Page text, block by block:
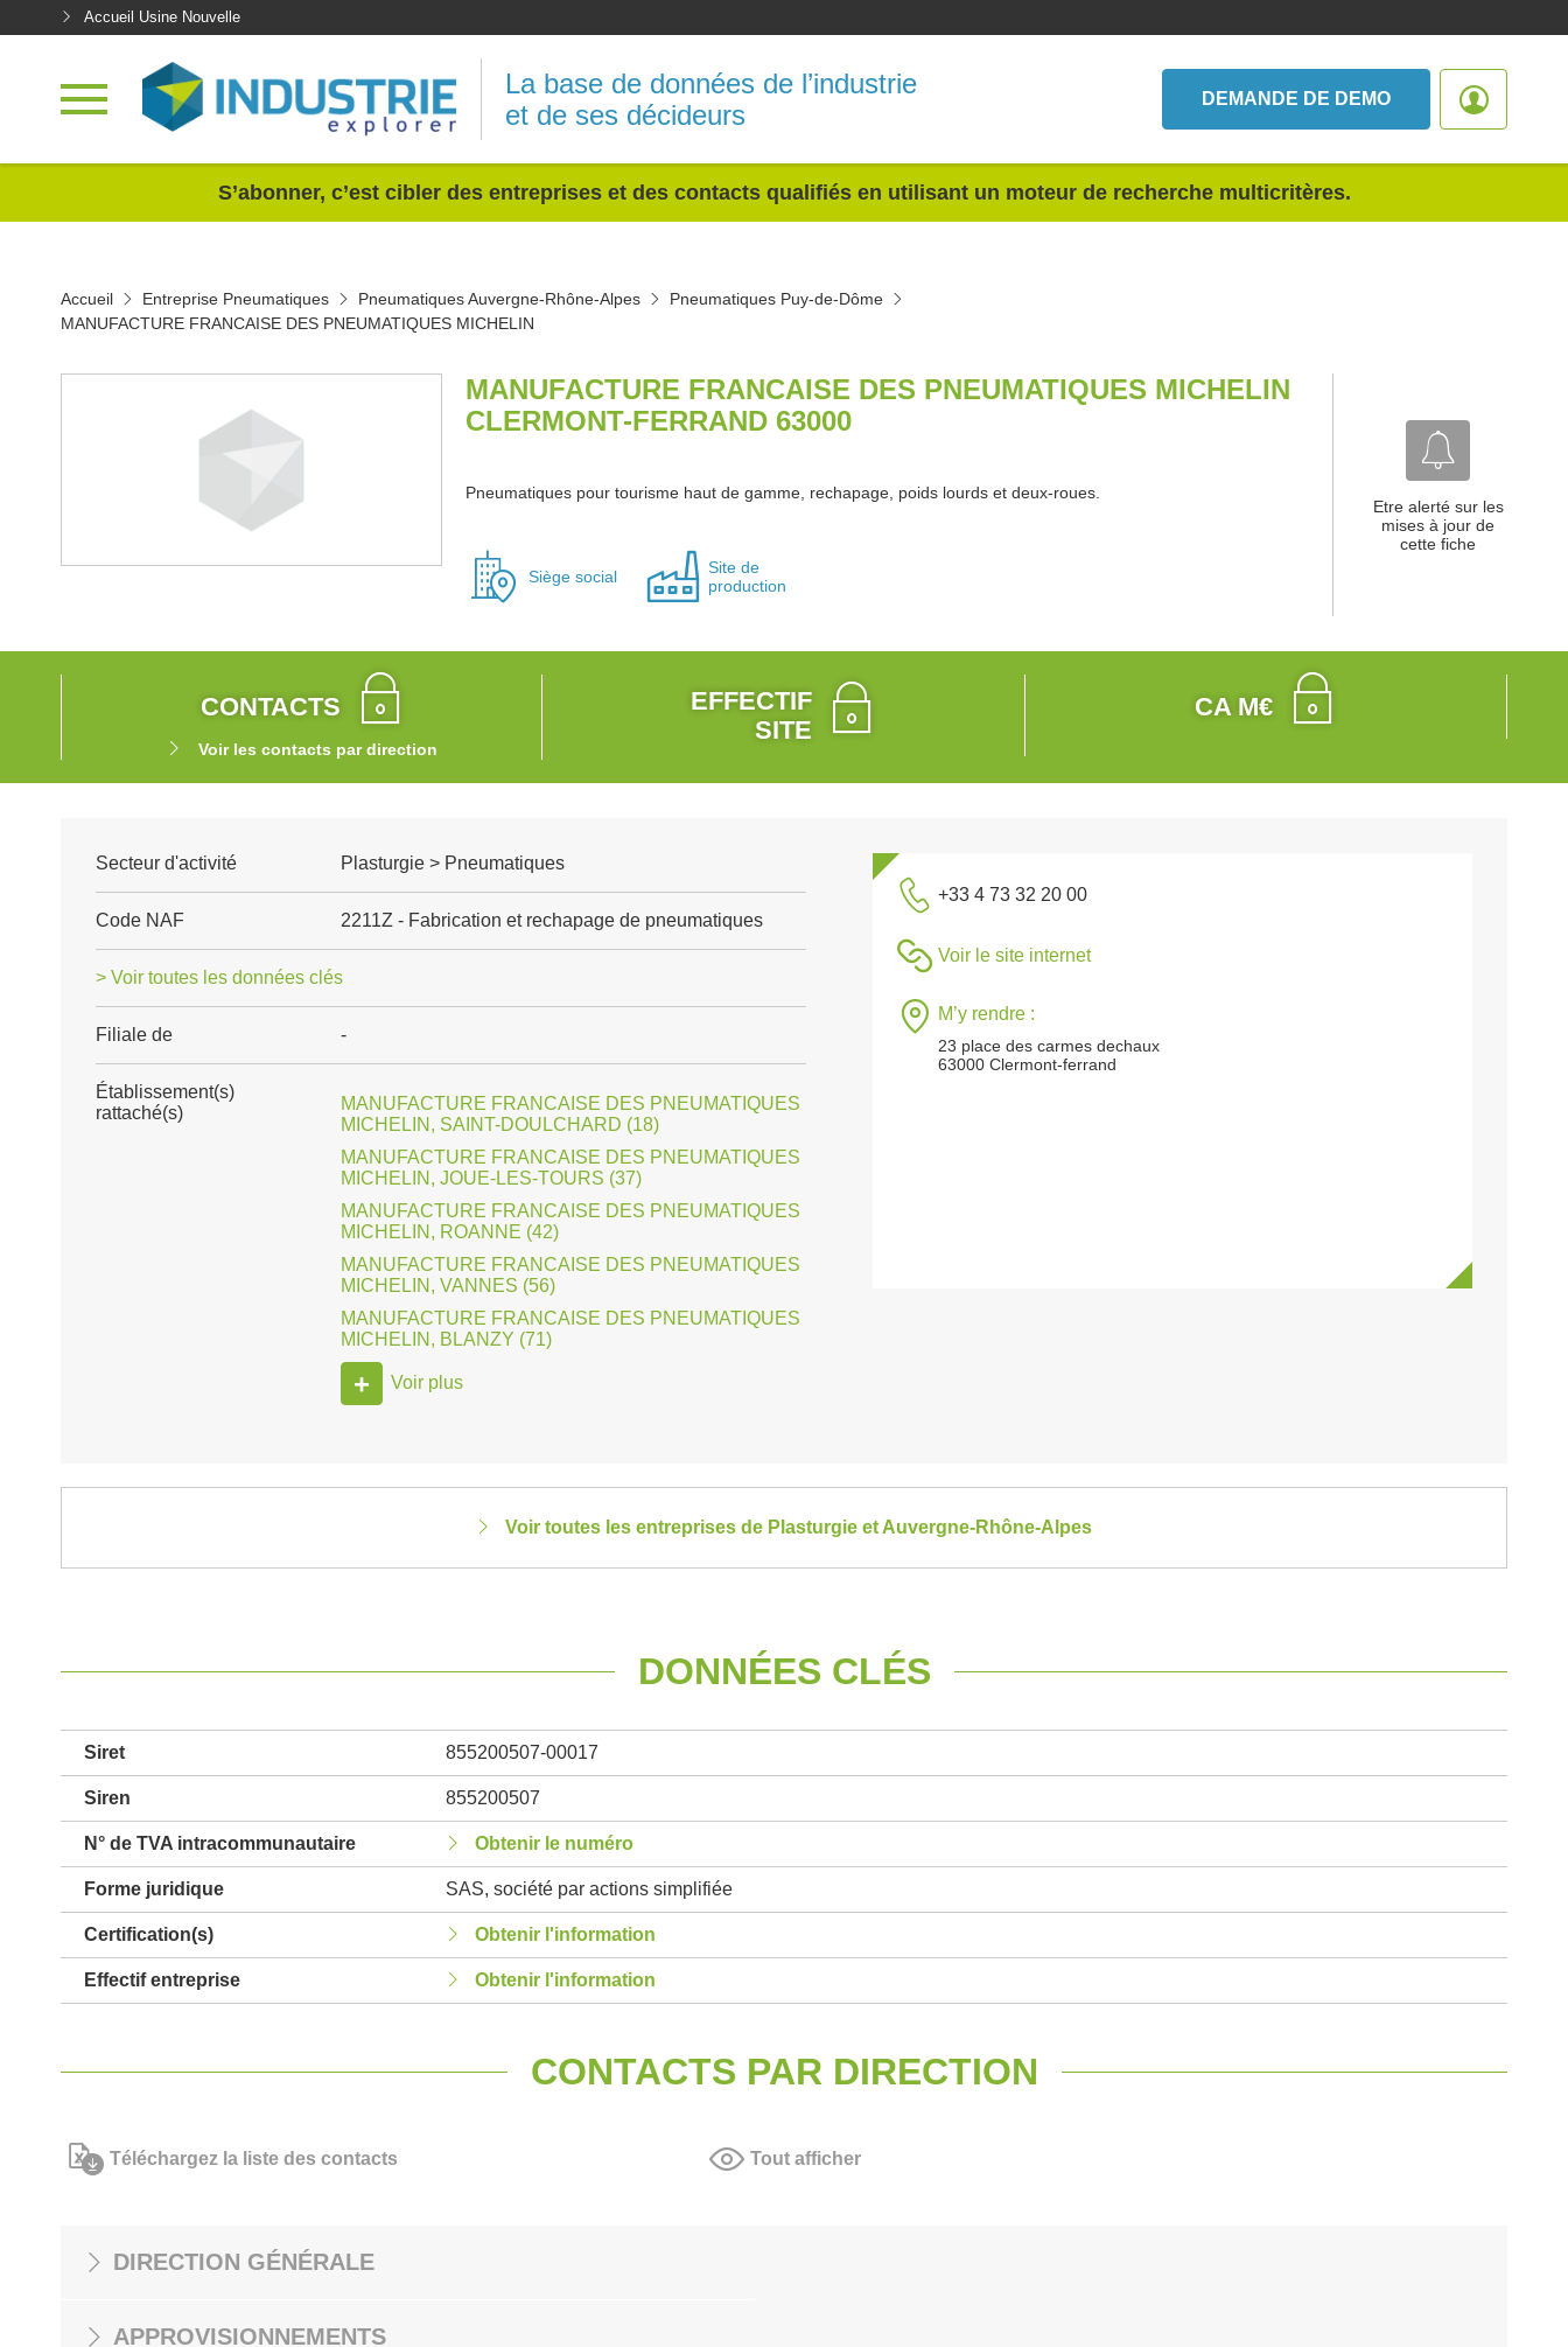
Accueil Usine Nouvelle
La base de données de l’industrie
et de ses décideurs
DEMANDE DE DEMO
S’abonner, c’est cibler des entreprises et des contacts qualifiés en utilisant un moteur de recherche multicritères.
Accueil Entreprise Pneumatiques Pneumatiques Auvergne-Rhône-Alpes
Pneumatiques Puy-de-Dôme
MANUFACTURE FRANCAISE DES PNEUMATIQUES MICHELIN
MANUFACTURE FRANCAISE DES PNEUMATIQUES MICHELIN
CLERMONT-FERRAND 63000
Pneumatiques pour tourisme haut de gamme, rechapage, poids lourds et deux-roues.
Siège social
Site de
production
Etre alerté sur les
mises à jour de
cette fiche
CONTACTS
Voir les contacts par direction
EFFECTIF
SITE
CA M€
Secteur d'activité Plasturgie > Pneumatiques
Code NAF 2211Z - Fabrication et rechapage de pneumatiques
> Voir toutes les données clés
Filiale de -
Établissement(s)
rattaché(s)
MANUFACTURE FRANCAISE DES PNEUMATIQUES
MICHELIN, SAINT-DOULCHARD (18)
MANUFACTURE FRANCAISE DES PNEUMATIQUES
MICHELIN, JOUE-LES-TOURS (37)
MANUFACTURE FRANCAISE DES PNEUMATIQUES
MICHELIN, ROANNE (42)
MANUFACTURE FRANCAISE DES PNEUMATIQUES
MICHELIN, VANNES (56)
MANUFACTURE FRANCAISE DES PNEUMATIQUES
MICHELIN, BLANZY (71)
+ Voir plus
+33 4 73 32 20 00
Voir le site internet
M’y rendre :
23 place des carmes dechaux
63000 Clermont-ferrand
Voir toutes les entreprises de Plasturgie et Auvergne-Rhône-Alpes
DONNÉES CLÉS
Siret 855200507-00017
Siren 855200507
N° de TVA intracommunautaire Obtenir le numéro
Forme juridique SAS, société par actions simplifiée
Certification(s) Obtenir l'information
Effectif entreprise Obtenir l'information
CONTACTS PAR DIRECTION
Téléchargez la liste des contacts Tout afficher
DIRECTION GÉNÉRALE
APPROVISIONNEMENTS